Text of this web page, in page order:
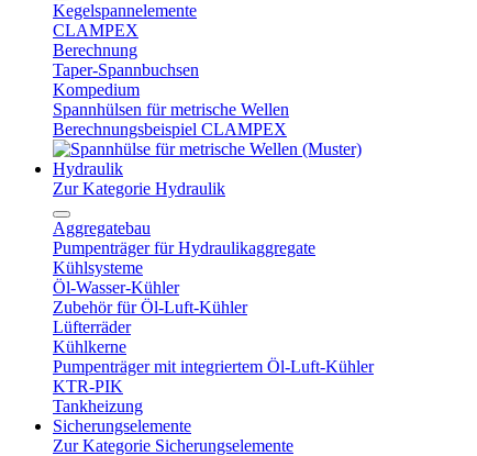
Kegelspannelemente
CLAMPEX
Berechnung
Taper-Spannbuchsen
Kompedium
Spannhülsen für metrische Wellen
Berechnungsbeispiel CLAMPEX
Hydraulik
Zur Kategorie Hydraulik
Aggregatebau
Pumpenträger für Hydraulikaggregate
Kühlsysteme
Öl-Wasser-Kühler
Zubehör für Öl-Luft-Kühler
Lüfterräder
Kühlkerne
Pumpenträger mit integriertem Öl-Luft-Kühler
KTR-PIK
Tankheizung
Sicherungselemente
Zur Kategorie Sicherungselemente